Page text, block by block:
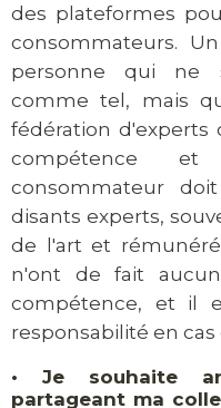
des plateformes
consommateurs.
personne qui ne
comme tel, mais
fédération d'experts
compétence
consommateur
disants experts,
de l'art et
n'ont de fait
compétence, et il
responsabilité en
• Je souhaite
partageant ma